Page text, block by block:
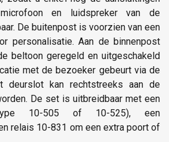
en luidspreker van de
De buitenpost is voorzien van een
personalisatie. Aan de binnenpost
beltoon geregeld en uitgeschakeld
met de bezoeker gebeurt via de
deurslot kan rechtstreeks aan de
De set is uitbreidbaar met een
(type 10-505 of 10-525), een
relais 10-831 om een extra poort of